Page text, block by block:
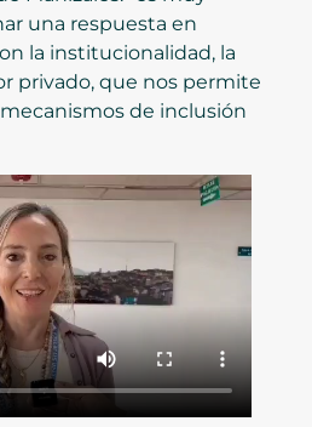
una respuesta en
la institucionalidad, la
privado, que nos permite
de inclusión